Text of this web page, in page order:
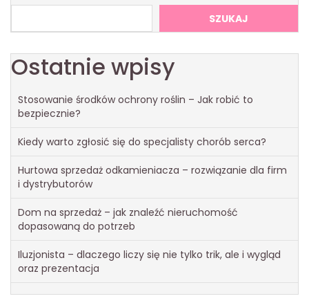
SZUKAJ
Ostatnie wpisy
Stosowanie środków ochrony roślin – Jak robić to
bezpiecznie?
Kiedy warto zgłosić się do specjalisty chorób serca?
Hurtowa sprzedaż odkamieniacza – rozwiązanie dla firm
i dystrybutorów
Dom na sprzedaż – jak znaleźć nieruchomość
dopasowaną do potrzeb
Iluzjonista – dlaczego liczy się nie tylko trik, ale i wygląd
oraz prezentacja